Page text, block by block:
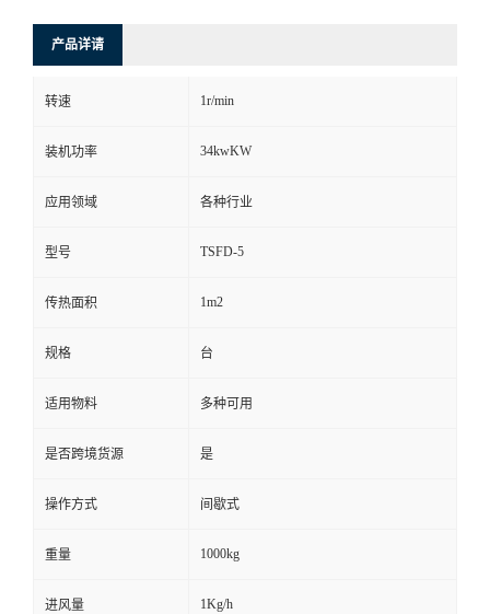
产品详请
转速 1r/min
装机功率 34kwKW
应用领域 各种行业
型号 TSFD-5
传热面积 1m2
规格 台
适用物料 多种可用
是否跨境货源 是
操作方式 间歇式
重量 1000kg
进风量 1Kg/h